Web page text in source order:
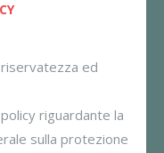
ed
riguardante la
sulla protezione